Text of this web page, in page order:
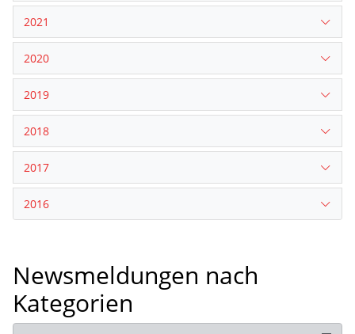
2021
2020
2019
2018
2017
2016
Newsmeldungen nach
Kategorien